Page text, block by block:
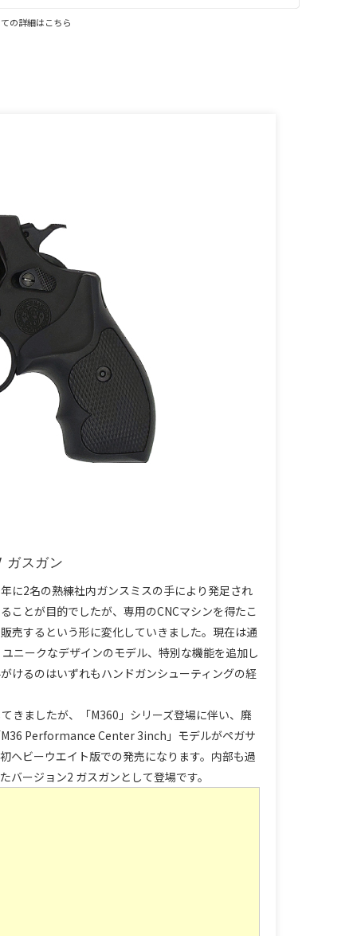
の詳細はこちら
ガスガン
2名の熟練社内ガンスミスの手により発足され
ことが目的でしたが、専用のCNCマシンを得たこ
売するという形に変化していきました。現在は通
ニークなデザインのモデル、特別な機能を追加し
けるのはいずれもハンドガンシューティングの経
きましたが、「M360」シリーズ登場に伴い、廃
Performance Center 3inch」モデルがペガサ
ヘビーウエイト版での発売になります。内部も過
ージョン2 ガスガンとして登場です。